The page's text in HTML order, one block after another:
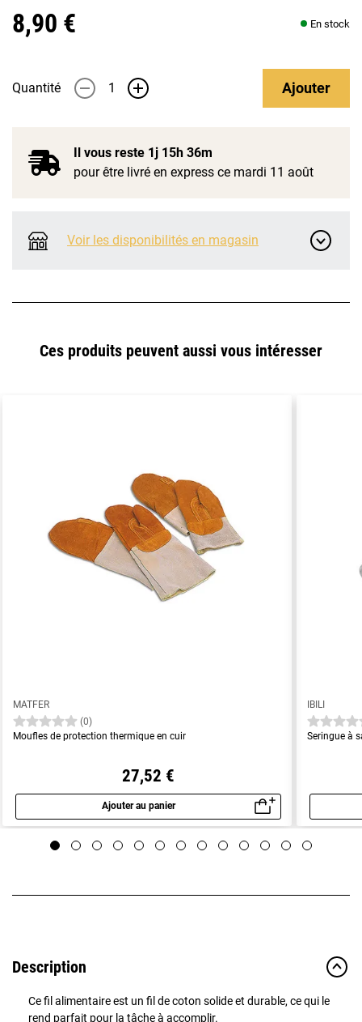
8,90 € En stock
Quantité - + Ajouter
Il vous reste 1j 15h 36m
pour être livré en express ce mardi 11 août
Voir les disponibilités en magasin
Ces produits peuvent aussi vous intéresser
MATFER
(0)
Moufles de protection thermique en cuir
27,52 €
Ajouter au panier
Aperçu rapide
IBILI
Seringue à
Description
Ce fil alimentaire est un fil de coton solide et durable, ce qui le
rend parfait pour la tâche à accomplir.